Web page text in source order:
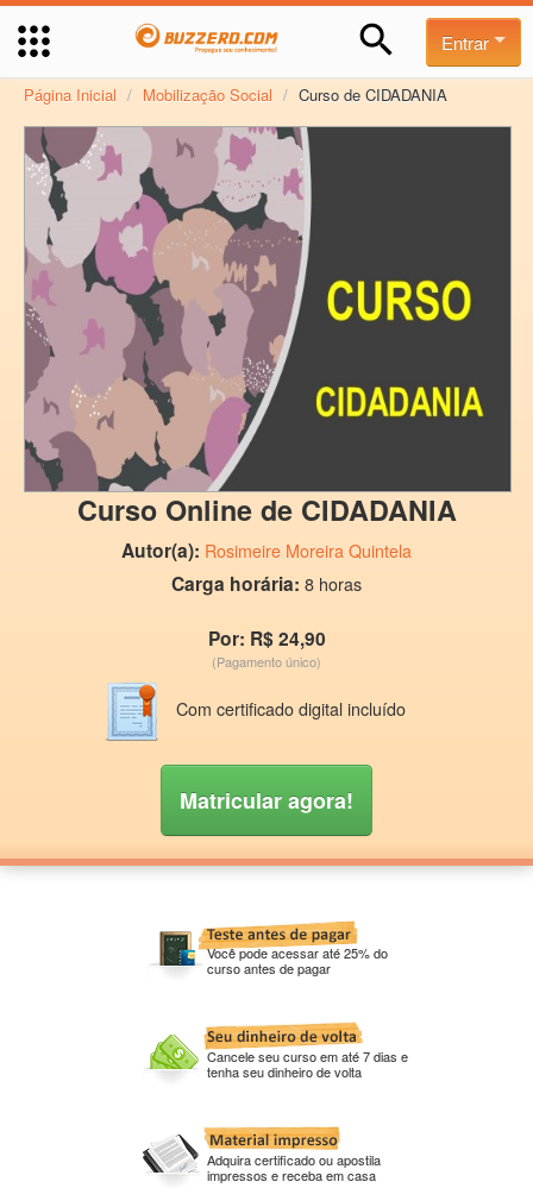
Entrar
Página Inicial / Mobilização Social / Curso de CIDADANIA
Curso Online de CIDADANIA
Autor(a): Rosimeire Moreira Quintela
Carga horária: 8 horas
Por: R$ 24,90
(Pagamento único)
Com certificado digital incluído
Matricular agora!
Você pode acessar até 25% do
curso antes de pagar
Cancele seu curso em até 7 dias e
tenha seu dinheiro de volta
Adquira certificado ou apostila
impressos e receba em casa